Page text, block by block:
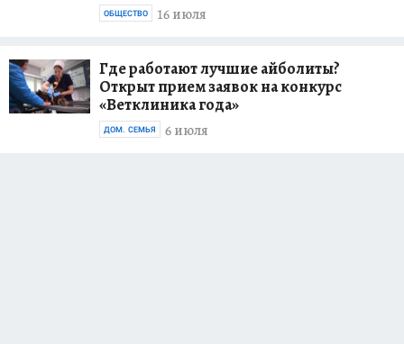
16 июля
ОБЩЕСТВО
Где работают лучшие айболиты?
Открыт прием заявок на конкурс
«Ветклиника года»
6 июля
ДОМ. СЕМЬЯ